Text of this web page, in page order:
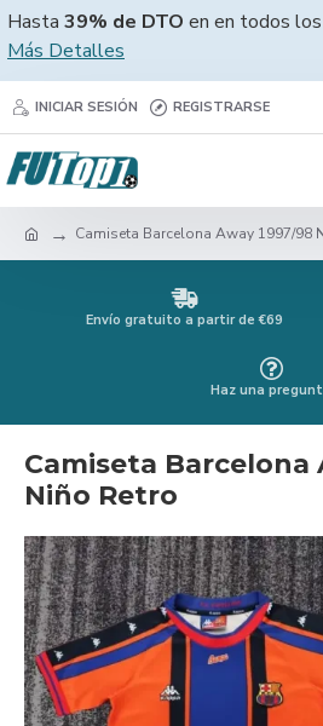
Hasta 39% de DTO en en todos
Más Detalles
INICIAR SESIÓN REGISTRARSE
Camiseta Barcelona Away 1997/98
Envío gratuito a partir de €69
Haz una
Camiseta Barcelona
Niño Retro